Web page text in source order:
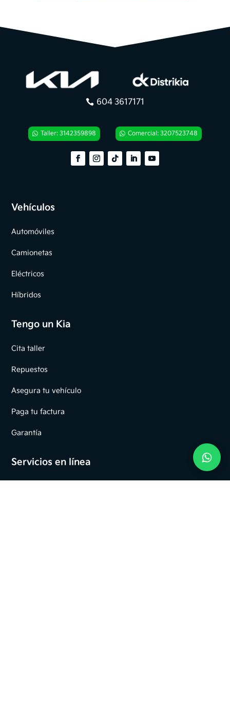
604 3617171
Taller: 3142359898 Comercial: 3207523748
Vehículos
Automóviles
Camionetas
Eléctricos
Híbridos
Tengo un Kia
Cita taller
Repuestos
Asegura tu vehículo
Paga tu factura
Garantía
Servicios en línea